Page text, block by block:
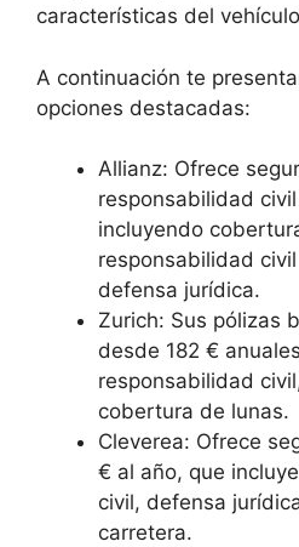
características del
A continuación te
opciones destacadas:
Allianz: Ofrece
responsabilidad
incluyendo
responsabilidad
defensa jurídica.
Zurich: Sus pólizas
desde 182 €
responsabilidad
cobertura de lunas.
Cleverea: Ofrece
€ al año, que
civil, defensa
carretera.